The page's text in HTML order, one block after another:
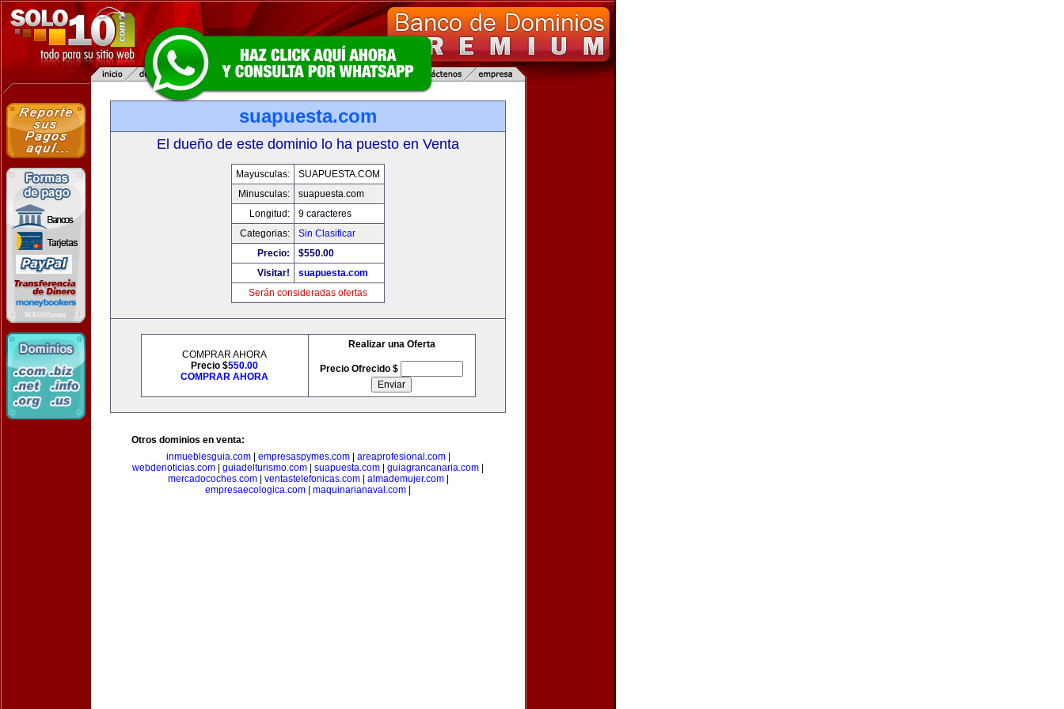
suapuesta.com
El dueño de este dominio lo ha puesto en Venta
Mayusculas:
SUAPUESTA.COM
Minusculas:
suapuesta.com
Longitud:
9 caracteres
Categorias:
Sin Clasificar
Precio:
$550.00
Visitar!
suapuesta.com
Serán consideradas ofertas
COMPRAR AHORA
Precio $550.00
COMPRAR AHORA
Realizar una Oferta
Precio Ofrecido $
Otros dominios en venta:
inmueblesguia.com| empresaspymes.com| areaprofesional.com|
webdenoticias.com
guiadelturismo.com suapuesta.com guiagrancanaria.com
mercadocoches.com| ventastelefonicas.com| almademujer.com|
empresaecologica.com
maquinarianaval.com